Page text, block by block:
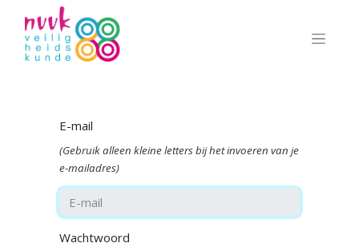
E-mail
(Gebruik alleen kleine letters bij het invoeren van je
e-mailadres)
Wachtwoord